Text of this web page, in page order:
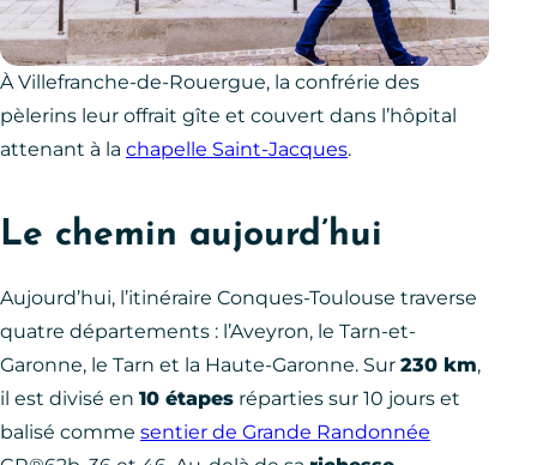
À Villefranche-de-Rouergue, la confrérie des
pèlerins leur offrait gîte et couvert dans l’hôpital
attenant à la chapelle Saint-Jacques.
Le chemin aujourd’hui
Aujourd’hui, l’itinéraire Conques-Toulouse traverse
quatre départements : l’Aveyron, le Tarn-et-
Garonne, le Tarn et la Haute-Garonne. Sur 230 km,
il est divisé en 10 étapes réparties sur 10 jours et
balisé comme sentier de Grande Randonnée